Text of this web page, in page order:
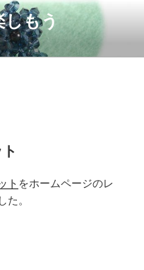
しもう
ト をホームページのレ
た。